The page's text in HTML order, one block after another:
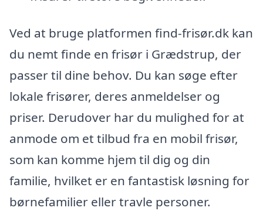
Ved at bruge platformen find-frisør.dk kan
du nemt finde en frisør i Grædstrup, der
passer til dine behov. Du kan søge efter
lokale frisører, deres anmeldelser og
priser. Derudover har du mulighed for at
anmode om et tilbud fra en mobil frisør,
som kan komme hjem til dig og din
familie, hvilket er en fantastisk løsning for
børnefamilier eller travle personer.